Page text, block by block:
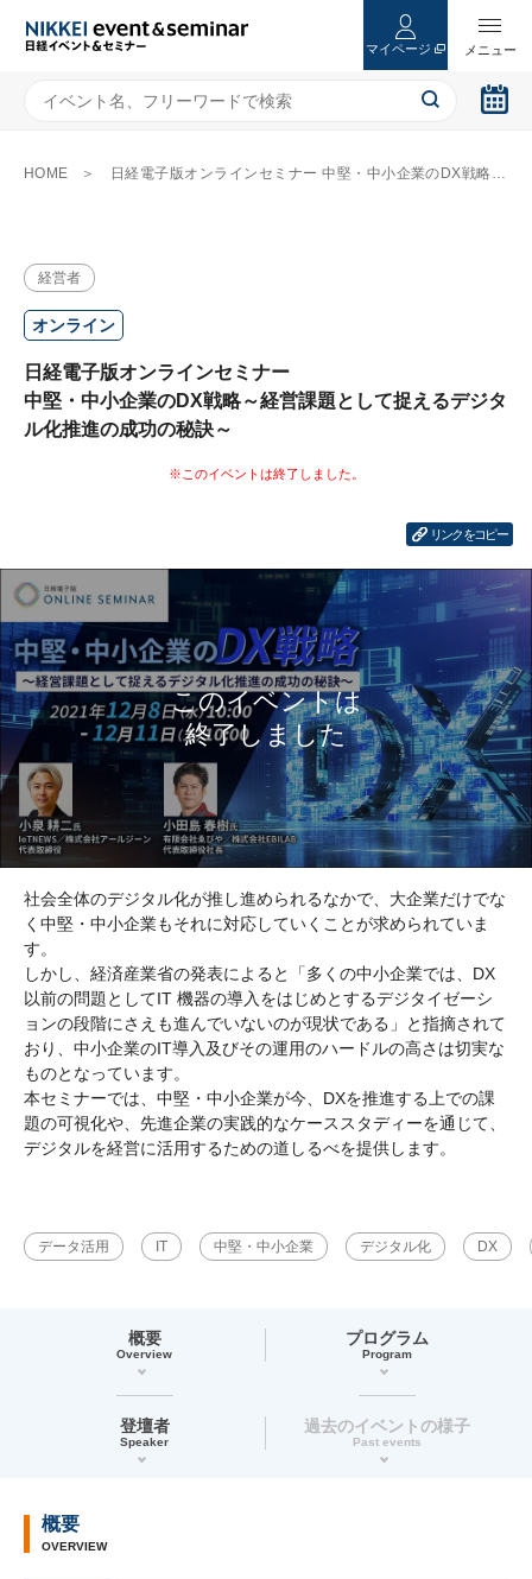
マイページ
HOME 日経電子版オンラインセミナー 中堅・中小企業のDX戦略～経営課題として捉えるデジタル化推進の成功の秘訣～
経営者
オンライン
日経電子版オンラインセミナー
中堅・中小企業のDX戦略～経営課題として捉えるデジタ
ル化推進の成功の秘訣～
リンクをコピー
社会全体のデジタル化が推し進められるなかで、大企業だけでな
く中堅・中小企業もそれに対応していくことが求められていま
す。
しかし、経済産業省の発表によると「多くの中小企業では、DX
以前の問題としてIT 機器の導入をはじめとするデジタイゼーシ
ョンの段階にさえも進んでいないのが現状である」と指摘されて
おり、中小企業のIT導入及びその運用のハードルの高さは切実な
ものとなっています。
本セミナーでは、中堅・中小企業が今、DXを推進する上での課
題の可視化や、先進企業の実践的なケーススタディーを通じて、
デジタルを経営に活用するための道しるべを提供します。
データ活用 IT 中堅・中小企業 デジタル化 DX
概要
Overview
プログラム
Program
登壇者
Speaker
過去のイベントの様子
Past events
概要
OVERVIEW